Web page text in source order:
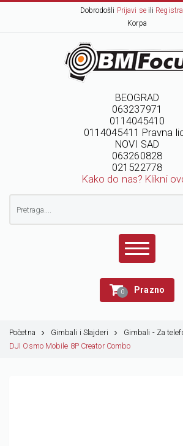
Dobrodošli Prijavi seili
Korpa
BEOGRAD
063237971
0114045410
0114045411 Pravna
NOVI SAD
063260828
021522778
Kako do nas? Klikni
0 Prazno
Početna Gimbali i Slajderi
Gimbali - Za
DJI Osmo Mobile 8P Creator Combo